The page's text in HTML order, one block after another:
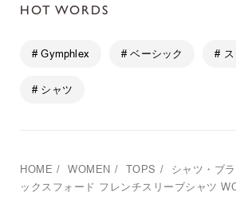
HOT WORDS
# Gymphlex # ベーシック #
# シャツ
HOME / WOMEN / TOPS / シャツ・ブ
ックスフォード フレンチスリーブシャツ